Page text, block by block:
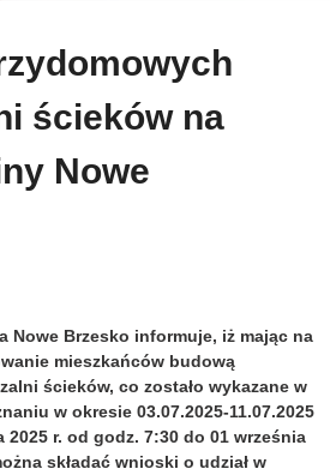
ścieków na
Nowe
Nowe Brzesko informuje, iż mając na
mieszkańców budową
ścieków, co zostało wykazane w
w okresie 03.07.2025-11.07.2025
r. od godz. 7:30 do 01 września
składać wnioski o udział w